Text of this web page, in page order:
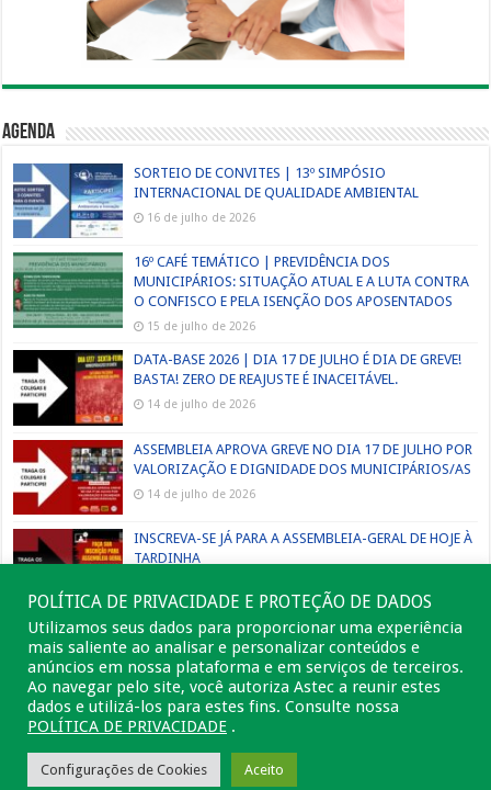
Agenda
SORTEIO DE CONVITES | 13º SIMPÓSIO
INTERNACIONAL DE QUALIDADE AMBIENTAL
16 de julho de 2026
16º CAFÉ TEMÁTICO | PREVIDÊNCIA DOS
MUNICIPÁRIOS: SITUAÇÃO ATUAL E A LUTA CONTRA
O CONFISCO E PELA ISENÇÃO DOS APOSENTADOS
15 de julho de 2026
DATA-BASE 2026 | DIA 17 DE JULHO É DIA DE GREVE!
BASTA! ZERO DE REAJUSTE É INACEITÁVEL.
14 de julho de 2026
ASSEMBLEIA APROVA GREVE NO DIA 17 DE JULHO POR
VALORIZAÇÃO E DIGNIDADE DOS MUNICIPÁRIOS/AS
14 de julho de 2026
INSCREVA-SE JÁ PARA A ASSEMBLEIA-GERAL DE HOJE À
TARDINHA
POLÍTICA DE PRIVACIDADE E PROTEÇÃO DE DADOS
Utilizamos seus dados para proporcionar uma experiência
mais saliente ao analisar e personalizar conteúdos e
anúncios em nossa plataforma e em serviços de terceiros.
Ao navegar pelo site, você autoriza Astec a reunir estes
dados e utilizá-los para estes fins. Consulte nossa
POLÍTICA DE PRIVACIDADE .
Configurações de Cookies Aceito